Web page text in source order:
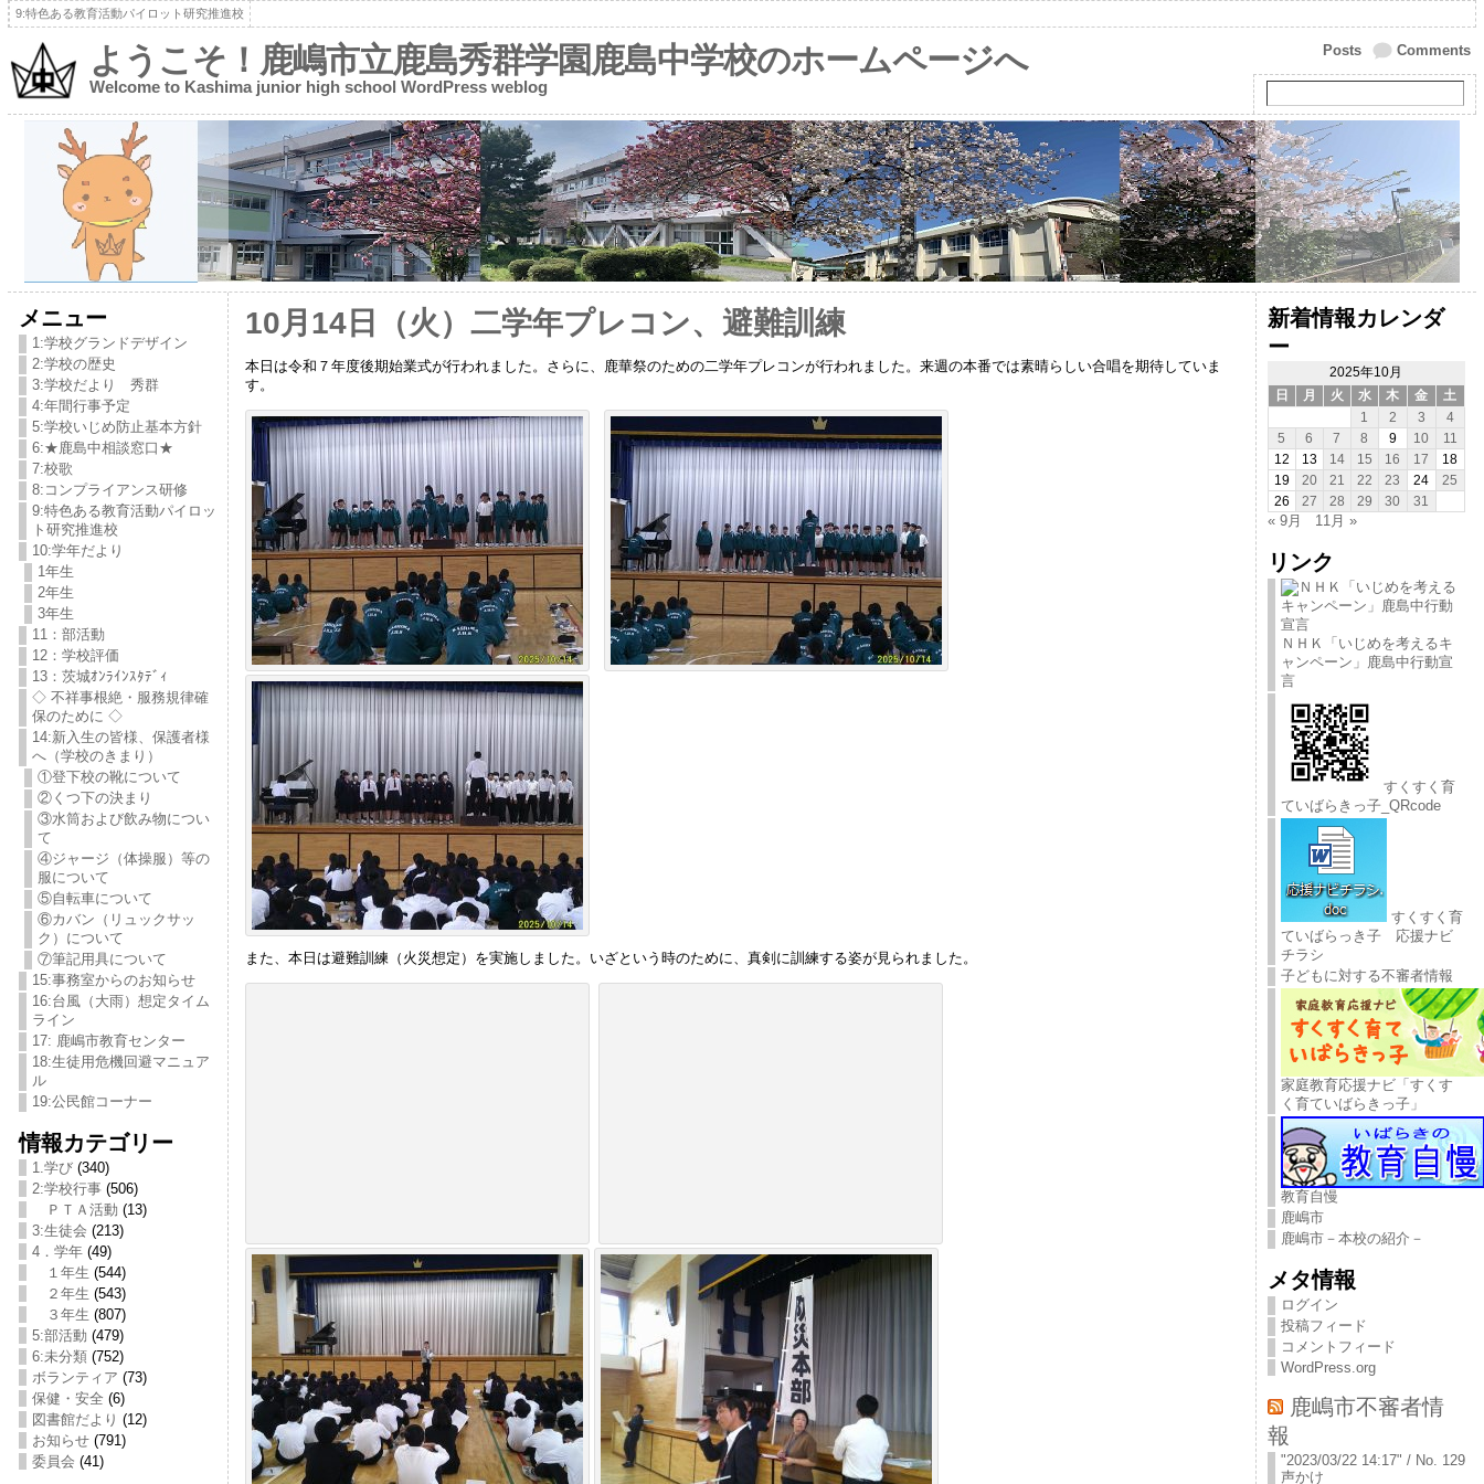
9:特色ある教育活動パイロット研究推進校
ようこそ！鹿嶋市立鹿島秀群学園鹿島中学校のホームページへ
Welcome to Kashima junior high school WordPress weblog
Comments
Posts
メニュー
1:学校グランドデザイン
2:学校の歴史
3:学校だより 秀群
4:年間行事予定
5:学校いじめ防止基本方針
6:★鹿島中相談窓口★
7:校歌
8:コンプライアンス研修
9:特色ある教育活動パイロッ
ト研究推進校
10:学年だより
1年生
2年生
3年生
11：部活動
12：学校評価
13：茨城ｵﾝﾗｲﾝｽﾀﾃﾞｨ
◇ 不祥事根絶・服務規律確
保のために ◇
14:新入生の皆様、保護者様
へ（学校のきまり）
①登下校の靴について
②くつ下の決まり
③水筒および飲み物につい
て
④ジャージ（体操服）等の
服について
⑤自転車について
⑥カバン（リュックサッ
ク）について
⑦筆記用具について
15:事務室からのお知らせ
16:台風（大雨）想定タイム
ライン
17: 鹿嶋市教育センター
18:生徒用危機回避マニュア
ル
19:公民館コーナー
情報カテゴリー
1.学び(340)
2:学校行事(506)
ＰＴＡ活動 (13)
3:生徒会 (213)
4．学年(49)
１年生 (544)
２年生 (543)
３年生 (807)
5:部活動 (479)
6:未分類(752)
ボランティア (73)
保健・安全 (6)
図書館だより (12)
お知らせ(791)
委員会 (41)
10月14日（火）二学年プレコン、避難訓練
本日は令和７年度後期始業式が行われました。さらに、鹿華祭のための二学年プレコンが行われました。来週の本番では素晴らしい合唱を期待していま
す。
また、本日は避難訓練（火災想定）を実施しました。いざという時のために、真剣に訓練する姿が見られました。
新着情報カレンダ
ー
2025年10月
日
月 火 水 木 金
土
1
2 3
4
5
6 7 8 9 10
11
12
13 14 15 16 17
18
19
20 21 22 23 24
25
26
27 28 29 30 31
« 9月 11月 »
リンク
ＮＨＫ「いじめを考えるキ
ャンペーン」鹿島中行動宣
言
すくすく育
ていばらきっ子_QRcode
すくすく育
ていばらっき子 応援ナビ
チラシ
子どもに対する不審者情報
家庭教育応援ナビ「すくす
く育ていばらきっ子」
教育自慢
鹿嶋市
鹿嶋市－本校の紹介－
メタ情報
ログイン
投稿フィード
コメントフィード
WordPress.org
鹿嶋市不審者情
報
"2023/03/22 14:17" / No. 129
声かけ